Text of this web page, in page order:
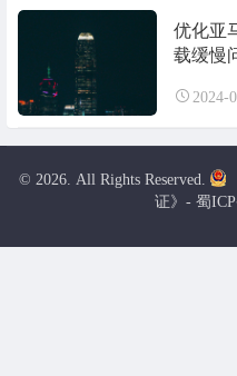
优化亚
载缓慢
2024-
© 2026. All Rights Reserved.
证》- 蜀ICP